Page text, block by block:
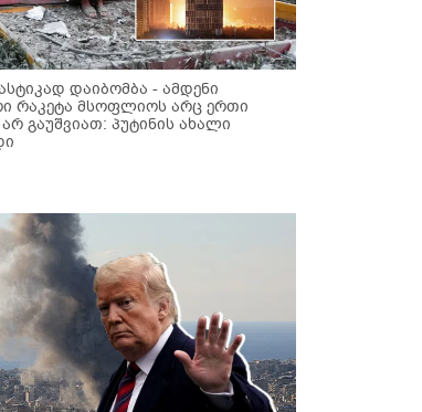
დაიბომბა - ამდენი
რაკეტა მსოფლიოს არც ერთი
გაუშვიათ: პუტინის ახალი